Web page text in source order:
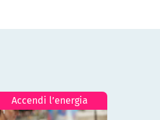
Accendi l’energia